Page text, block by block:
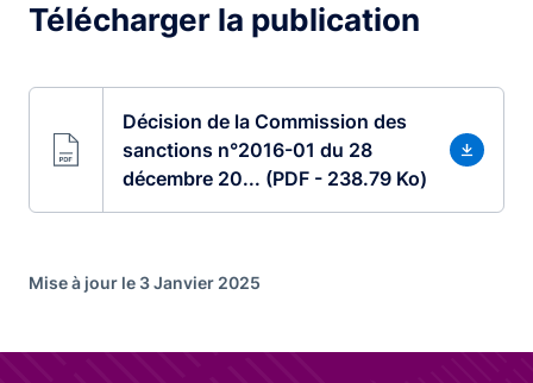
Télécharger la publication
Décision de la Commission des
sanctions n°2016-01 du 28
décembre 20... (PDF - 238.79 Ko)
Mise à jour le 3 Janvier 2025